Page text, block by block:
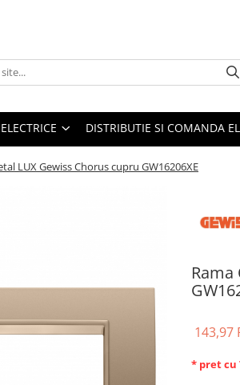
DISTRIBUTIE SI COMANDA
LUX Gewiss Chorus cupru GW16206XE
143,97
* pret cu